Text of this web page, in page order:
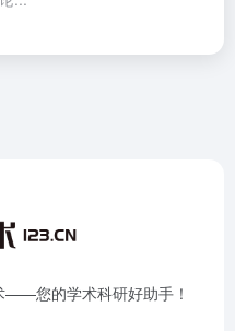
——您的学术科研好助手！